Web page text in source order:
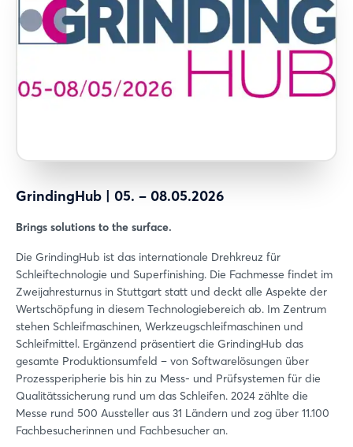
GrindingHub | 05. – 08.05.2026
Brings solutions to the surface.
Die GrindingHub ist das internationale Drehkreuz für
Schleiftechnologie und Superfinishing. Die Fachmesse findet im
Zweijahresturnus in Stuttgart statt und deckt alle Aspekte der
Wertschöpfung in diesem Technologiebereich ab. Im Zentrum
stehen Schleifmaschinen, Werkzeugschleifmaschinen und
Schleifmittel. Ergänzend präsentiert die GrindingHub das
gesamte Produktionsumfeld – von Softwarelösungen über
Prozessperipherie bis hin zu Mess- und Prüfsystemen für die
Qualitätssicherung rund um das Schleifen. 2024 zählte die
Messe rund 500 Aussteller aus 31 Ländern und zog über 11.100
Fachbesucherinnen und Fachbesucher an.